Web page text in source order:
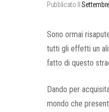
Pubblicato Il
Sono ormai
tutti gli effetti un
fatto di questo
Dando per
mondo che